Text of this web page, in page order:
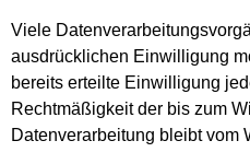
Viele
ausdrücklichen Einwilligung
bereits erteilte Einwilligung
Rechtmäßigkeit der bis zum
Datenverarbeitung bleibt vom